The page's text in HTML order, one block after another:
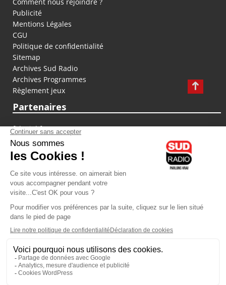
Comment nous rejoindre ?
Publicité
Mentions Légales
CGU
Politique de confidentialité
Sitemap
Archives Sud Radio
Archives Programmes
Règlement jeux
Partenaires
fiducial.fr
lyoncapitale.fr
olympique-et-lyonnais.com
L'application Iphone / Android
Téléchargez l'application
Les cookies
Gestion des cookies
Crédit photos : ©Sud Radio / Pierre Olivier